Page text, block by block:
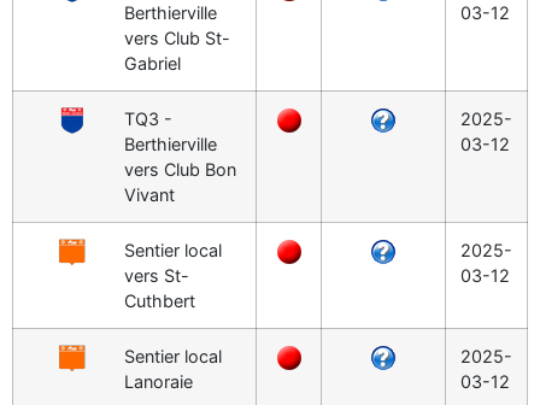
Berthierville
vers Club St-
Gabriel
03-12
TQ3 -
Berthierville
vers Club Bon
Vivant
2025-
03-12
Sentier local
vers St-
Cuthbert
2025-
03-12
Sentier local
Lanoraie
2025-
03-12